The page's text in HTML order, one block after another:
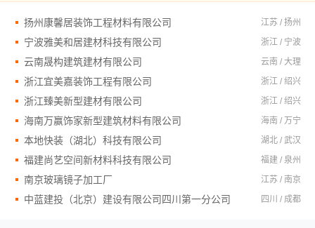
扬州康馨居装饰工程材料有限公司 江苏 / 扬州
宁波雅美和居建材科技有限公司 浙江 / 宁波
云南晟构建筑建材有限公司 云南 / 大理
浙江宜美嘉装饰工程有限公司 浙江 / 绍兴
浙江臻美新型建材有限公司 浙江 / 绍兴
海南万赢饰家新型建筑材料有限公司 海南 / 万宁
本地快装（湖北）科技有限公司 湖北 / 武汉
福建尚艺空间新材料科技有限公司 福建 / 泉州
南京玻璃镜子加工厂 江苏 / 南京
中蓝建投（北京）建设有限公司四川第一分公司 四川 / 成都